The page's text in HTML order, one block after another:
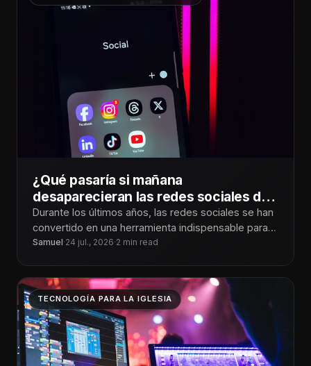
¿Qué pasaría si mañana
desaparecieran las redes sociales de
tu iglesia?
Durante los últimos años, las redes sociales se han
convertido en una herramienta indispensable para
compartir el mensaje del evangelio.
Samuel·24 jul., 2026·2 min read
TECNOLOGÍA PARA LA IGLESIA